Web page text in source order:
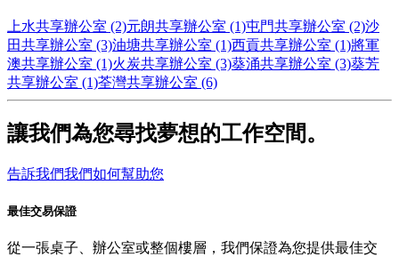
上水共享辦公室 (2)元朗共享辦公室 (1)屯門共享辦公室 (2)沙
田共享辦公室 (3)油塘共享辦公室 (1)西貢共享辦公室 (1)將軍
澳共享辦公室 (1)火炭共享辦公室 (3)葵涌共享辦公室 (3)葵芳
共享辦公室 (1)荃灣共享辦公室 (6)
讓我們為您尋找夢想的工作空間。
告訴我們我們如何幫助您
最佳交易保證
從一張桌子、辦公室或整個樓層，我們保證為您提供最佳交